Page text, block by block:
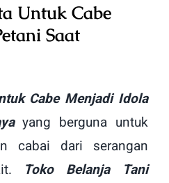
Untuk Cabe
Saat
Cabe Menjadi Idola
yang berguna untuk
cabai dari serangan
Toko Belanja Tani